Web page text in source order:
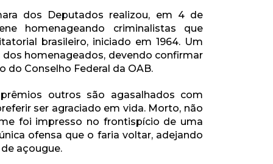
dos Deputados realizou, em 4 de
homenageando criminalistas que
brasileiro, iniciado em 1964. Um
homenageados, devendo confirmar
do Conselho Federal da OAB.
outros são agasalhados com
ser agraciado em vida. Morto, não
foi impresso no frontispício de uma
ofensa que o faria voltar, adejando
açougue.